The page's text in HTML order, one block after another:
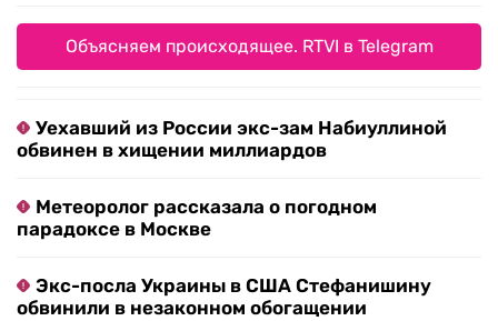
Объясняем происходящее. RTVI в Telegram
Уехавший из России экс-зам Набиуллиной
обвинен в хищении миллиардов
Метеоролог рассказала о погодном
парадоксе в Москве
Экс-посла Украины в США Стефанишину
обвинили в незаконном обогащении